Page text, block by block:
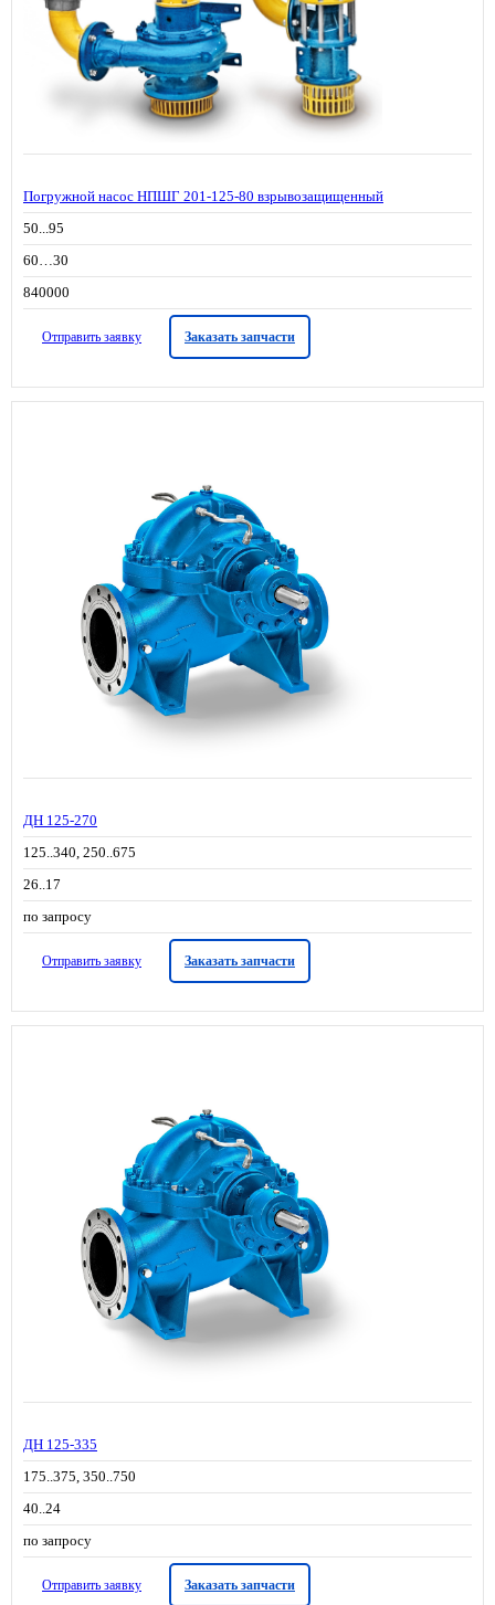
Погружной насос НПШГ 201-125-80 взрывозащищенный
50...95
60…30
840000
Отправить заявку Заказать запчасти
ДН 125-270
125..340, 250..675
26..17
по запросу
Отправить заявку Заказать запчасти
ДН 125-335
175..375, 350..750
40..24
по запросу
Отправить заявку Заказать запчасти